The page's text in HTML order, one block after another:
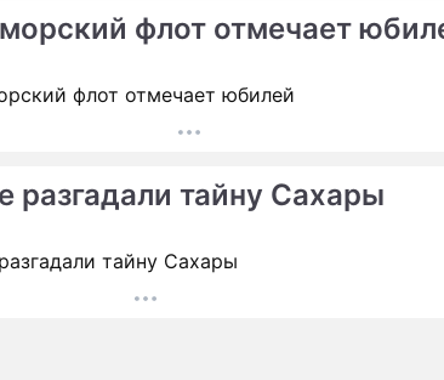
флот отмечает
разгадали тайну Сахары